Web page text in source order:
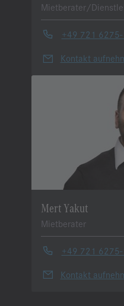
Mietberater/
+49 721
Kontakt
Mert Yakut
Mietberater
+49 721
Kontakt